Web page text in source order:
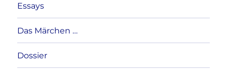
Essays
Das Märchen …
Dossier